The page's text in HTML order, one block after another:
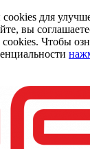
для
вы
Чтобы